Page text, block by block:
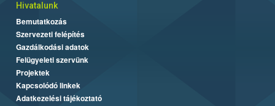
Hivatalunk
Bemutatkozás
Szervezeti felépítés
Gazdálkodási adatok
Felügyeleti szervünk
Projektek
Kapcsolódó linkek
Adatkezelési tájékoztató